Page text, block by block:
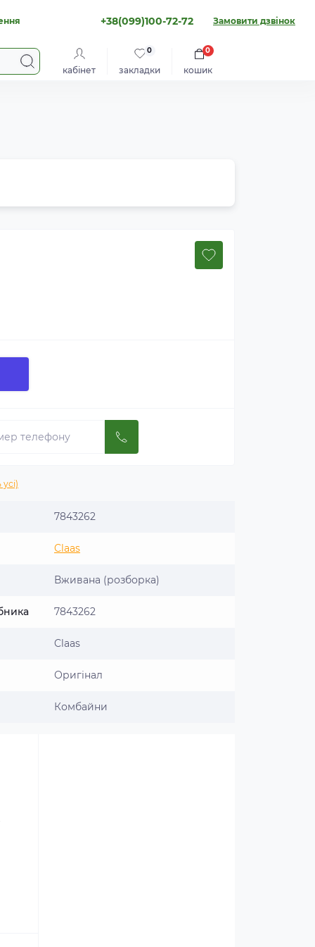
+38(099)100-72-72 Замовити дзвінок
кабінет закладки
0
кошик
0
7843262
Claas
Вживана (розборка)
7843262
Claas
Оригінал
Комбайни